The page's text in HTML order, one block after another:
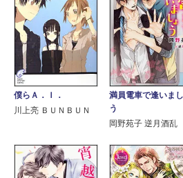
僕らＡ．Ｉ．
川上亮 ＢＵＮＢＵＮ
満員電車で逢いま
う
岡野苑子 逆月酒乱